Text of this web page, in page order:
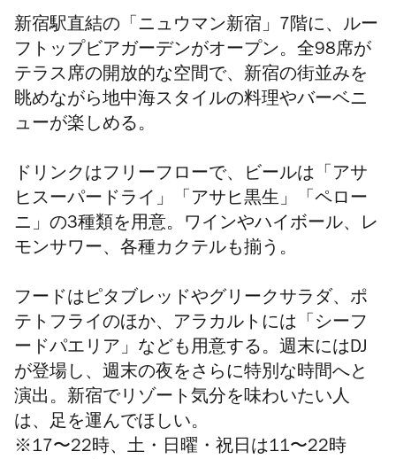
新宿駅直結の「 ニュウマン新宿 」7階に、ルー
フトップビアガーデンがオープン。全98席が
テラス席の開放的な空間で、新宿の街並みを
眺めながら地中海スタイルの料理やバーベニ
ューが楽しめる。
ドリンクはフリーフローで、ビールは「アサ
ヒスーパードライ」「アサヒ黒生」「ペロー
ニ」の3種類を用意。ワインやハイボール、レ
モンサワー、各種カクテルも揃う。
フードはピタブレッドやグリークサラダ、ポ
テトフライのほか、アラカルトには「シーフ
ードパエリア」なども用意する。 週末にはDJ
が登場し、週末の夜をさらに特別な時間へと
演出。 新宿でリゾート気分を味わいたい人
は、足を運んでほしい。
※17〜22時、土・日曜・祝日は11〜22時